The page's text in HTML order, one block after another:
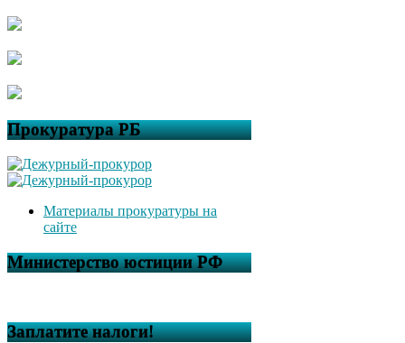
Прокуратура РБ
Материалы прокуратуры на
сайте
Министерство юстиции РФ
Заплатите налоги!